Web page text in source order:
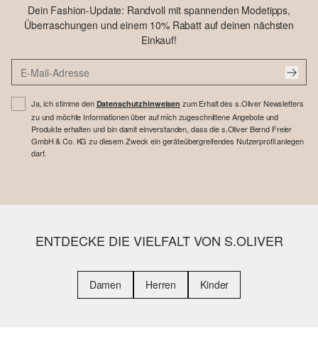
Dein Fashion-Update: Randvoll mit spannenden Modetipps,
Überraschungen und einem 10% Rabatt auf deinen nächsten
Einkauf!
Ja, ich stimme den Datenschutzhinweisen zum Erhalt des s.Oliver Newsletters
zu und möchte Informationen über auf mich zugeschnittene Angebote und
Produkte erhalten und bin damit einverstanden, dass die s.Oliver Bernd Freier
GmbH & Co. KG zu diesem Zweck ein geräteübergreifendes Nutzerprofil anlegen
darf.
ENTDECKE DIE VIELFALT VON S.OLIVER
Damen Herren Kinder